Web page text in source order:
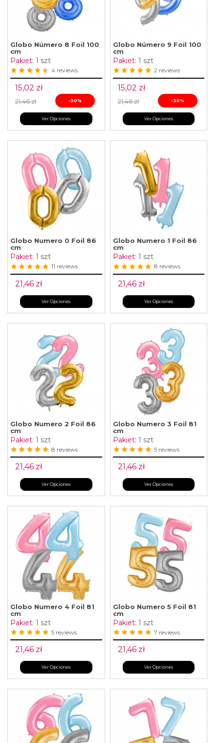
Globo Número 8 Foil 100
cm
Pakiet: 1 szt
4 reviews
15,02 zł
21,46 zł -30%
Ver Opciones
Globo Número 9 Foil 100
cm
Pakiet: 1 szt
2 reviews
15,02 zł
21,46 zł -30%
Ver Opciones
Globo Numero 0 Foil 86
cm
Pakiet: 1 szt
11 reviews
21,46 zł
Ver Opciones
Globo Numero 1 Foil 86
cm
Pakiet: 1 szt
8 reviews
21,46 zł
Ver Opciones
Globo Numero 2 Foil 86
cm
Pakiet: 1 szt
8 reviews
21,46 zł
Ver Opciones
Globo Numero 3 Foil 81
cm
Pakiet: 1 szt
5 reviews
21,46 zł
Ver Opciones
Globo Numero 4 Foil 81
cm
Pakiet: 1 szt
5 reviews
21,46 zł
Ver Opciones
Globo Numero 5 Foil 81
cm
Pakiet: 1 szt
7 reviews
21,46 zł
Ver Opciones